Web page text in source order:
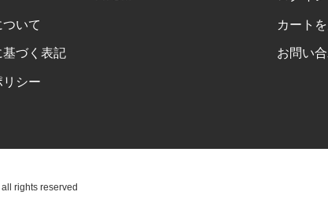
いて
づく表記
リシー
カート
お問い
rights reserved